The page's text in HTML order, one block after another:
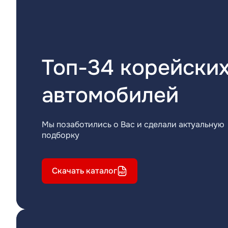
Топ-34
автомобилей
Мы позаботились о Вас и сделали актуальную
подборку
Скачать каталог